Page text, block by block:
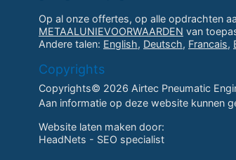
Op al onze offertes, op alle opdrachten
METAALUNIEVOORWAARDEN van
Andere talen: English, Deutsch, Francais,
Copyrights
Copyrights© 2026 Airtec Pneumatic
Aan informatie op deze website kunnen
Website laten maken door:
HeadNets - SEO specialist